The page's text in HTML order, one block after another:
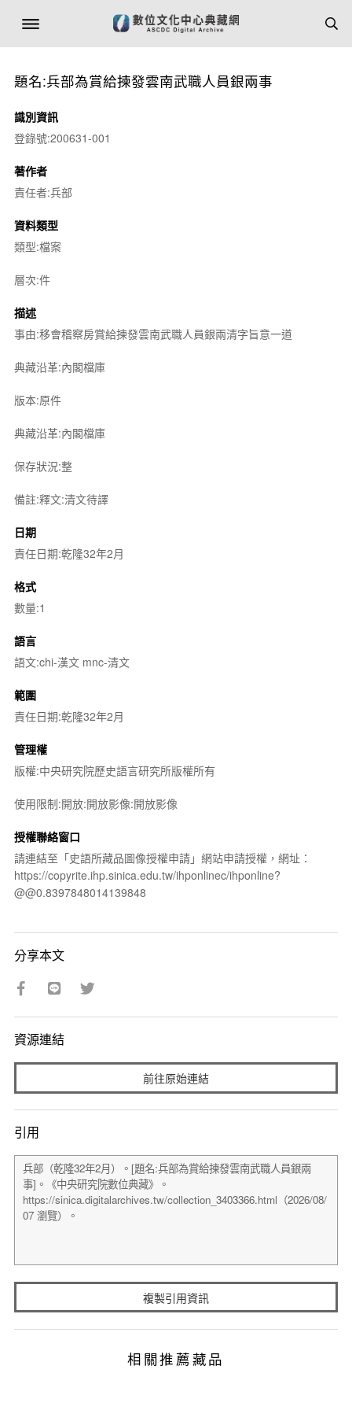
題名:兵部為賞給揀發雲南武職人員銀兩事
識別資訊
登錄號:200631-001
著作者
責任者:兵部
資料類型
類型:檔案
層次:件
描述
事由:移會稽察房賞給揀發雲南武職人員銀兩清字旨意一道
典藏沿革:內閣檔庫
版本:原件
典藏沿革:內閣檔庫
保存狀況:整
備註:釋文:清文待譯
日期
責任日期:乾隆32年2月
格式
數量:1
語言
語文:chi-漢文 mnc-清文
範圍
責任日期:乾隆32年2月
管理權
版權:中央研究院歷史語言研究所版權所有
使用限制:開放:開放影像:開放影像
授權聯絡窗口
請連結至「史語所藏品圖像授權申請」網站申請授權，網址：
https://copyrite.ihp.sinica.edu.tw/ihponlinec/ihponline?
@@0.8397848014139848
分享本文
資源連結
前往原始連結
引用
複製引用資訊
相關推薦藏品